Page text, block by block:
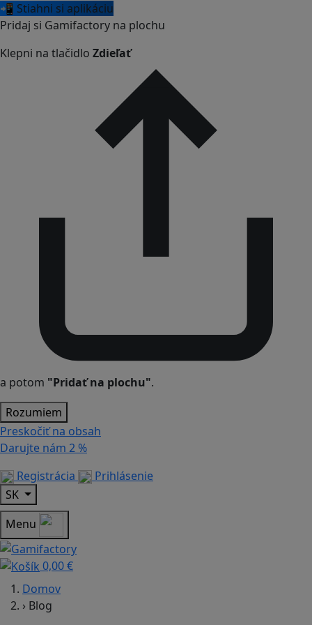
📲 Stiahni si aplikáciu
Pridaj si Gamifactory na plochu
Klepni na tlačidlo Zdieľať
a potom "Pridať na plochu".
Rozumiem
Preskočiť na obsah
Darujte nám 2 %
Registrácia
Prihlásenie
SK
Menu
0,00 €
Domov
› Blog